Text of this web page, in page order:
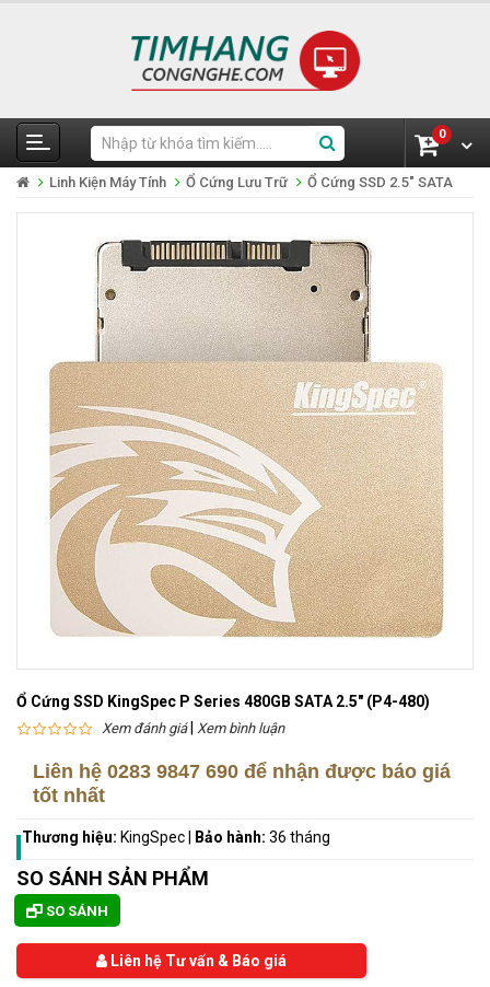
0
Linh Kiện Máy Tính Ổ Cứng Lưu Trữ Ổ Cứng SSD 2.5" SATA
Ổ Cứng SSD KingSpec P Series 480GB SATA 2.5" (P4-480)
Xem đánh giá| Xem bình luận
Liên hệ 0283 9847 690 để nhận được báo giá
tốt nhất
Thương hiệu: KingSpec Bảo hành: 36 tháng
SO SÁNH SẢN PHẨM
SO SÁNH
Liên hệ Tư vấn & Báo giá